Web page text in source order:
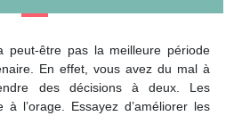
peut-être pas la meilleure période
En effet, vous avez du mal à
des décisions à deux. Les
à l’orage. Essayez d’améliorer les